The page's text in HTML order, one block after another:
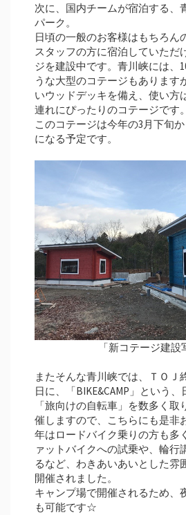
次に、国内チームが宿泊する、
パーク。
日頃の一般のお客様はもちろん
スタッフの方に宿泊していただ
ジを建設中です。青川峡には、
うな大型のコテージもあります
いウッドデッキを備え、使い方
連れにぴったりのコテージです。
このコテージは今年の3月下旬
になる予定です。
「新コテージ建設
またそんな青川峡では、ＴＯＪ
日に、「BIKE&CAMP」という
「旅向けの自転車」を数多く取
催しますので、こちらにも是非
年はロードバイク乗りの方も多
ァットバイクへの試乗や、輪行
るなど、わきあいあいとした雰
開催されました。
キャンプ場で開催されるため、
も可能です☆